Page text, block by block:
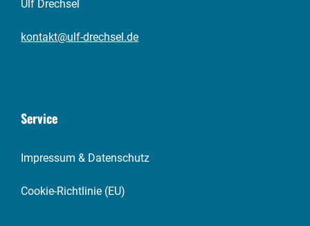
Ulf Drechsel
kontakt@ulf-drechsel.de
Service
Impressum & Datenschutz
Cookie-Richtlinie (EU)